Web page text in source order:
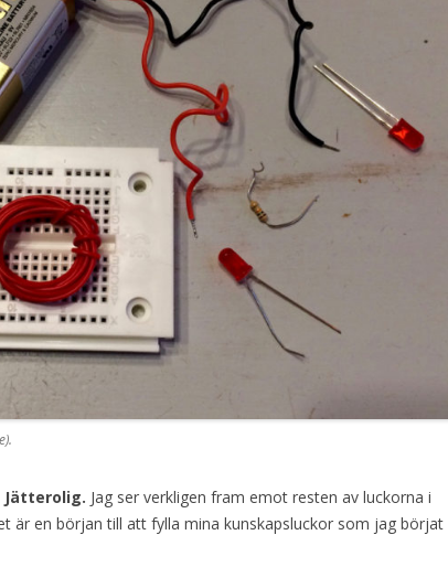
Jätterolig. Jag ser verkligen fram emot resten av luckorna i
är en början till att fylla mina kunskapsluckor som jag börjat